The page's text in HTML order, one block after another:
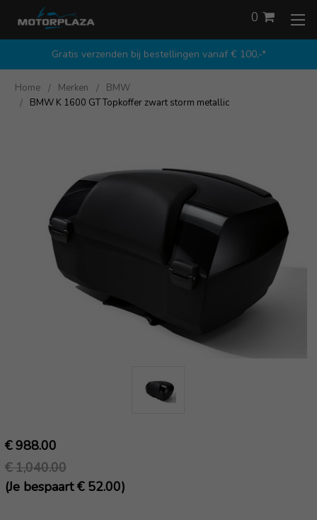
Gratis verzenden bij bestellingen vanaf € 100,-*
0
Home Merken
BMW
BMW K 1600 GT Topkoffer zwart storm metallic
€ 988.00
€ 1,040.00
(Je bespaart € 52.00)